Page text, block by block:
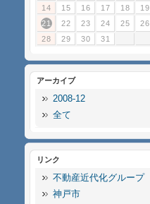
14
15 16 17 18 19
21
22 23 24 25 26
28
29 30 31
アーカイブ
2008-12
全て
リンク
不動産近代化グループ
神戸市